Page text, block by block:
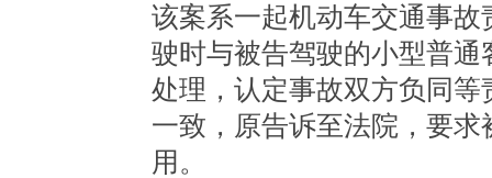
该案系一起机动车交通事
驶时与被告驾驶的小型普
处理，认定事故双方负同
一致，原告诉至法院，要
用。